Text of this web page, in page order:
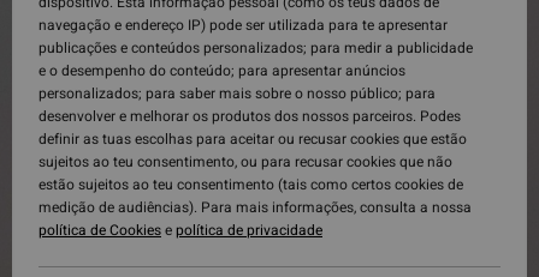
navegação e endereço IP) pode ser utilizada para te apresentar
publicações e conteúdos personalizados; para medir a publicidade
e o desempenho do conteúdo; para apresentar anúncios
personalizados; para saber mais sobre o nosso público; para
desenvolver e melhorar os produtos dos nossos parceiros. Podes
definir as tuas escolhas para aceitar ou recusar cookies que estão
sujeitos ao teu consentimento, ou para recusar cookies que não
estão sujeitos ao teu consentimento (tais como certos cookies de
medição de audiências). Para mais informações, consulta a nossa
política de Cookiesepolítica de privacidade